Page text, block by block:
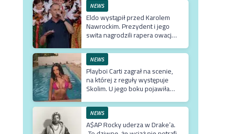
NEWS
Eldo wystąpił przed Karolem
Nawrockim. Prezydent i jego
swita nagrodzili rapera owacją
NEWS
Playboi Carti zagrał na scenie,
na której z reguły występuje
Skolim. U jego boku pojawiła
NEWS
A$AP Rocky uderza w Drake’a.